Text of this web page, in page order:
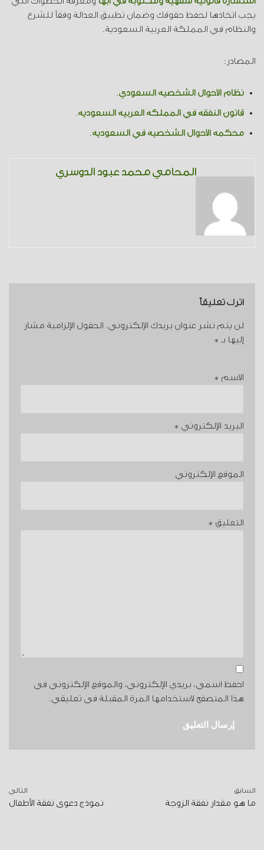
يجب اتخاذها لحفظ حقوقك وضمان تطبيق العدالة وفقاً للشرع
والنظام في المملكة العربية السعودية.
المصادر:
نظام الأحوال الشخصية السعودي.
قانون النفقة في المملكة العربية السعودية.
محكمة الأحوال الشخصية في السعودية.
المحامي محمد عبود الدوسري
اترك تعليقاً
لن يتم نشر عنوان بريدك الإلكتروني. الحقول الإلزامية مشار
إليها بـ *
الاسم *
البريد الإلكتروني *
الموقع الإلكتروني
التعليق *
احفظ اسمي، بريدي الإلكتروني، والموقع الإلكتروني في
هذا المتصفح لاستخدامها المرة المقبلة في تعليقي.
السابق
ما هو مقدار نفقة الزوجة
التالي
نموذج دعوى نفقة الأطفال